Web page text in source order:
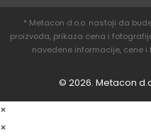
* Metacon d.o.o. nastoji da
proizvoda, prikaza cena i
navedene informacije, cene
© 2026. Metacon
×
×